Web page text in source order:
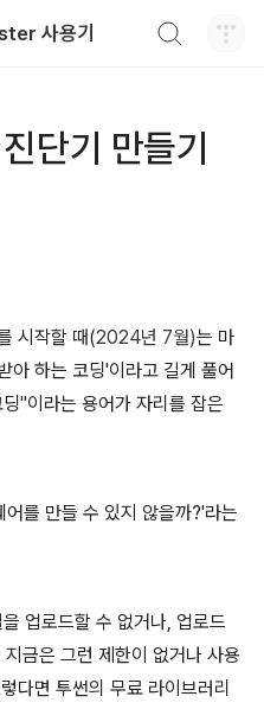
사용기
단기 만들기
시작할 때(2024년 7월)는 마
아 하는 코딩'이라고 길게 풀어
"이라는 용어가 자리를 잡은
를 만들 수 있지 않을까?'라는
업로드할 수 없거나, 업로드
금은 그런 제한이 없거나 사용
다면 투썬의 무료 라이브러리